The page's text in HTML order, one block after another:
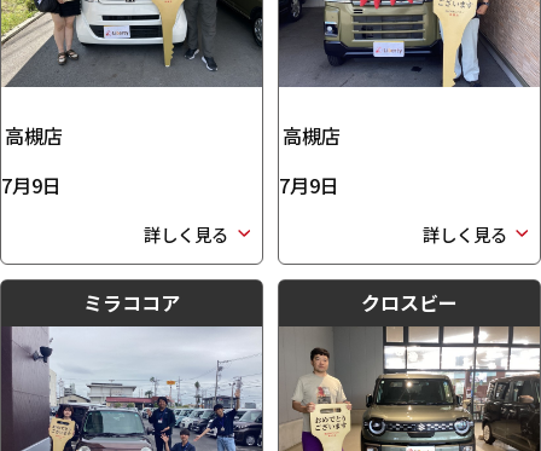
高槻店
7月9日
詳しく見る
高槻店
7月9日
詳しく見る
ミラココア クロスビー